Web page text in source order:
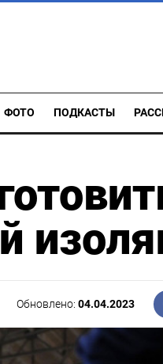
ФОТО ПОДКАСТЫ
Обновлено:04.04.2023